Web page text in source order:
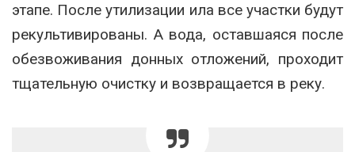
этапе. После утилизации ила все участки будут
рекультивированы. А вода, оставшаяся после
обезвоживания донных отложений, проходит
тщательную очистку и возвращается в реку.